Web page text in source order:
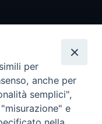
per
anche per
semplici",
e